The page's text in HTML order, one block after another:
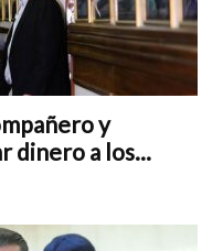
y
dinero a los...